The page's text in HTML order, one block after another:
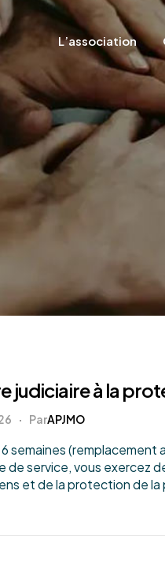
L’association
judiciaire à la
ParAPJMO
semaines (remplacement
de service, vous exercez
et de la protection de la